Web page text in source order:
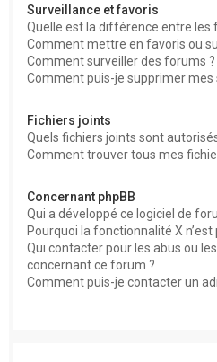
Surveillance et favoris
Quelle est la différence entre les
Comment mettre en favoris ou
Comment surveiller des forums ?
Comment puis-je supprimer mes
Fichiers joints
Quels fichiers joints sont
Comment trouver tous mes
Concernant phpBB
Qui a développé ce logiciel de
Pourquoi la fonctionnalité X n’est
Qui contacter pour les abus ou
concernant ce forum ?
Comment puis-je contacter un